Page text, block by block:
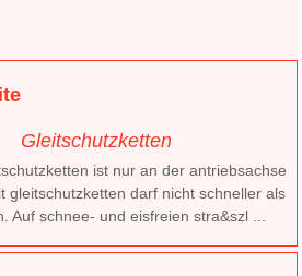
Gleitschutzketten
ist nur an der antriebsachse
gleitschutzketten darf nicht schneller als
Auf schnee- und eisfreien stra&szl ...